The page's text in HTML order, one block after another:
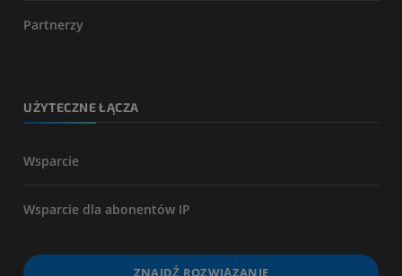
Partnerzy
UŻYTECZNE ŁĄCZA
Wsparcie
Wsparcie dla abonentów IP
ZNAJDŹ ROZWIĄZANIE